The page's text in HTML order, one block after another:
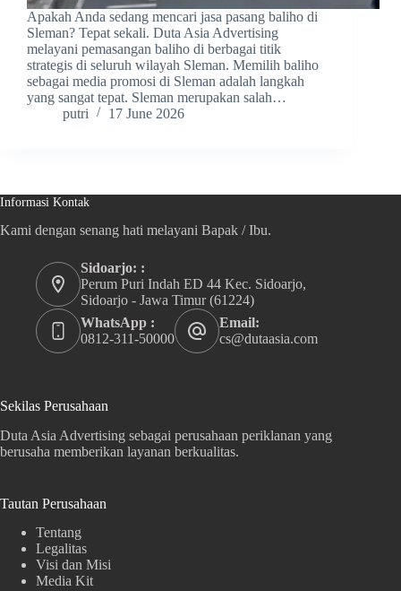
Apakah Anda sedang mencari jasa pasang baliho di
Sleman? Tepat sekali. Duta Asia Advertising
melayani pemasangan baliho di berbagai titik
strategis di seluruh wilayah Sleman. Memilih baliho
sebagai media promosi di Sleman adalah langkah
yang sangat tepat. Sleman merupakan salah…
putri
17 June 2026
Informasi Kontak
Kami dengan senang hati melayani Bapak / Ibu.
Sidoarjo: :
Perum Puri Indah ED 44 Kec. Sidoarjo,
Sidoarjo - Jawa Timur (61224)
WhatsApp :
0812-311-50000
Email:
cs@dutaasia.com
Sekilas Perusahaan
Duta Asia Advertising sebagai perusahaan periklanan yang
berusaha memberikan layanan berkualitas.
Tautan Perusahaan
Tentang
Legalitas
Visi dan Misi
Media Kit